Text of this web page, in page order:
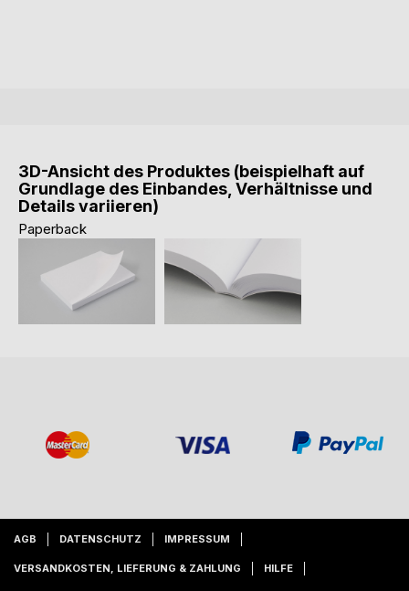
3D-Ansicht des Produktes (beispielhaft auf
Grundlage des Einbandes, Verhältnisse und
Details variieren)
Paperback
AGB DATENSCHUTZ IMPRESSUM
VERSANDKOSTEN, LIEFERUNG & ZAHLUNG HILFE